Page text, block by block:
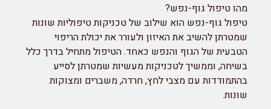
מהו טיפול גוף-נפש?
טיפול גוף-נפש הוא שילוב של טכניקות טיפוליות שונות
שמטרתן להשיב את האיזון ולעורר את יכולת הריפוי
הטבעית של הגוף והנפש כאחד. הטיפול מתחיל בדרך כלל
בשיחה, וממשיך לטכניקות מעשיות שמטרתן לסייע
בהתמודדות עם מצבי לחץ, חרדה, משברים ומצוקות
שונות.